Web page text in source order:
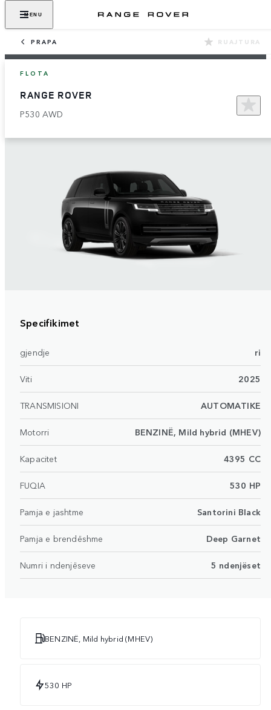
MENU
PRAPA RUAJTURA
FLOTA
RANGE ROVER
P530 AWD
Specifikimet
gjendje ri
Viti 2025
TRANSMISIONI AUTOMATIKE
Motorri BENZINË, Mild hybrid (MHEV)
Kapacitet 4395 CC
FUQIA 530 HP
Pamja e jashtme Santorini Black
Pamja e brendëshme Deep Garnet
Numri i ndenjëseve 5 ndenjëset
BENZINË, Mild hybrid (MHEV)
530 HP